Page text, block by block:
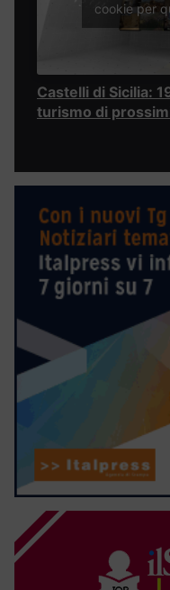
cookie per
Castelli di Sicilia:
turismo di